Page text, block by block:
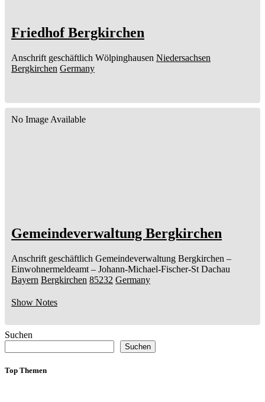
Friedhof Bergkirchen
Anschrift geschäftlich Wölpinghausen Niedersachsen
Bergkirchen Germany
No Image Available
Gemeindeverwaltung Bergkirchen
Anschrift geschäftlich Gemeindeverwaltung Bergkirchen –
Einwohnermeldeamt – Johann-Michael-Fischer-St Dachau
Bayern Bergkirchen 85232 Germany
Show Notes
Suchen
Suchen
Top Themen